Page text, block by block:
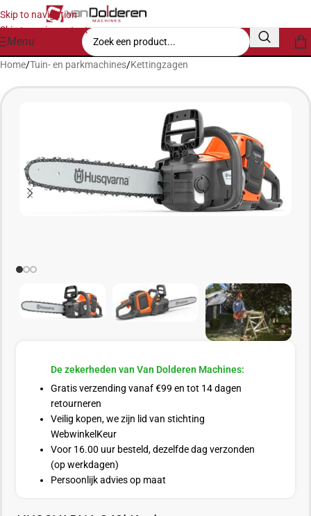
Skip to navigation
Skip to main content
Menu
Home/Tuin- en parkmachines/Kettingzagen
De zekerheden van Van Dolderen Machines:
Gratis verzending vanaf €99 en tot 14 dagen
retourneren
Veilig kopen, we zijn lid van stichting
WebwinkelKeur
Voor 16.00 uur besteld, dezelfde dag verzonden
(op werkdagen)
Persoonlijk advies op maat